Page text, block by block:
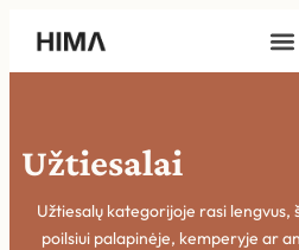
Užtiesalai
Užtiesalų kategorijoje rasi lengvus,
poilsiui palapinėje, kemperyje ar